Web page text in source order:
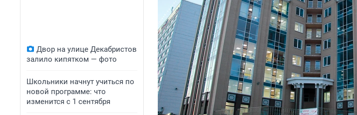
Двор на улице Декабристов
залило кипятком — фото
Школьники начнут учиться по
новой программе: что
изменится с 1 сентября